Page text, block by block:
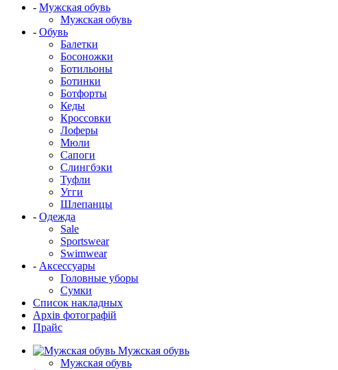
- Мужская обувь
Мужская обувь
- Обувь
Балетки
Босоножки
Ботильоны
Ботинки
Ботфорты
Кеды
Кроссовки
Лоферы
Мюли
Сапоги
Слингбэки
Туфли
Угги
Шлепанцы
- Одежда
Sale
Sportswear
Swimwear
- Аксессуары
Головные уборы
Сумки
Список накладных
Архів фотографій
Прайс
Мужская обувь
Мужская обувь